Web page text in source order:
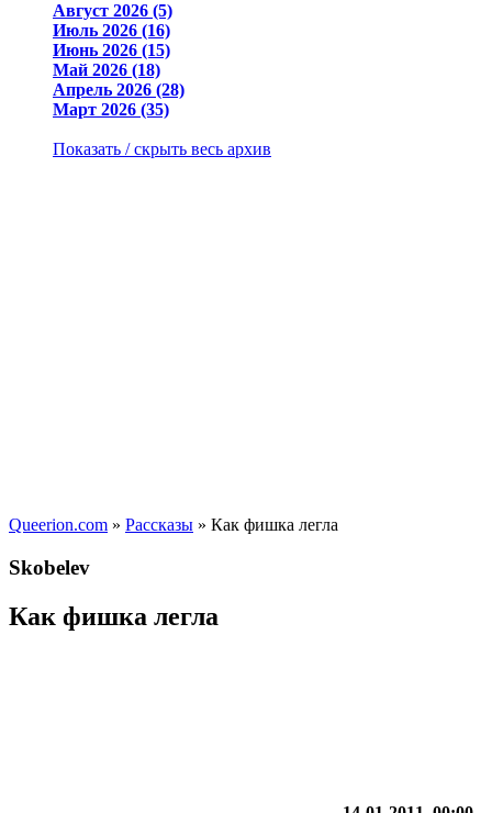
Август 2026 (5)
Июль 2026 (16)
Июнь 2026 (15)
Май 2026 (18)
Апрель 2026 (28)
Март 2026 (35)
Показать / скрыть весь архив
Queerion.com » Рассказы » Как фишка легла
Skobelev
Как фишка легла